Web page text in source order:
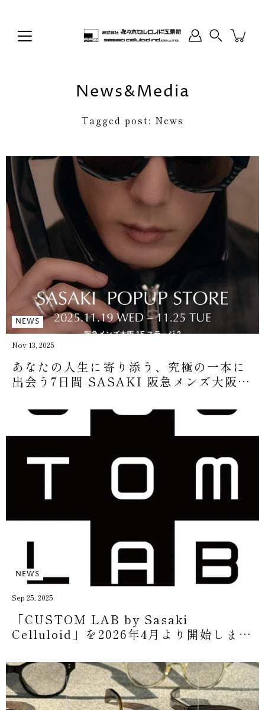
content
News&Media
Tagged post: News
NEWS
Nov 13, 2025
あなたの人生に寄り添う、究極の一本に
出会う7日間 SASAKI 阪急メンズ大阪
NEWS
Sep 25, 2025
「CUSTOM LAB by Sasaki
Celluloid」を2026年4月より開始しま